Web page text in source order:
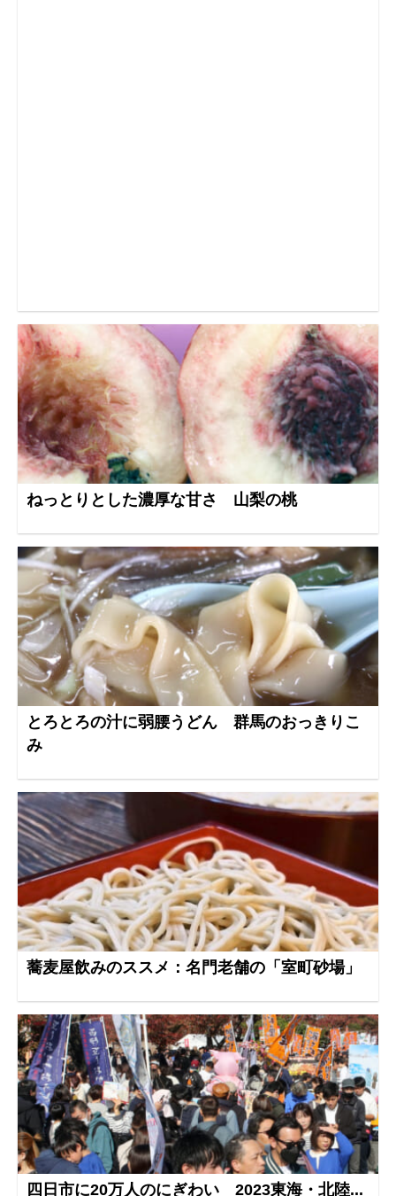
ねっとりとした濃厚な甘さ 山梨の桃
とろとろの汁に弱腰うどん 群馬のおっきりこ
み
蕎麦屋飲みのススメ：名門老舗の「室町砂場」
四日市に20万人のにぎわい 2023東海・北陸...